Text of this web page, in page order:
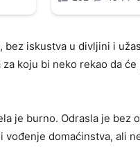
bez iskustva u divljini i
koju bi neko rekao da
je burno. Odrasla je bez
vođenje domaćinstva, ali